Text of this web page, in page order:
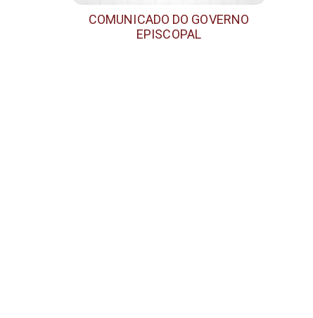
COMUNICADO DO GOVERNO
EPISCOPAL